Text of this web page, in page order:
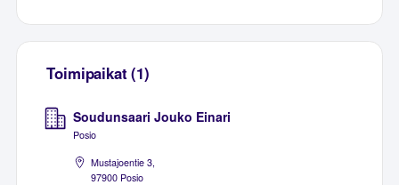
Toimipaikat (1)
Soudunsaari Jouko Einari
Posio
Mustajoentie 3,
97900 Posio